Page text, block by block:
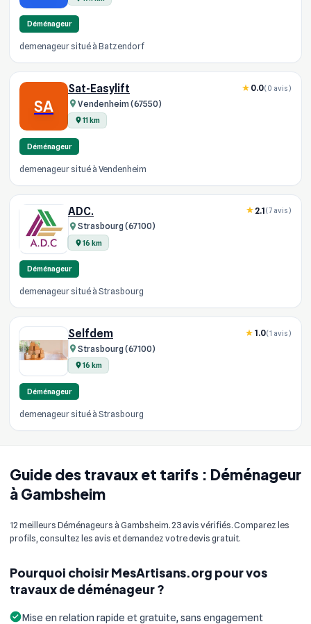
Guide des travaux et tarifs : Déménageur
à Gambsheim
12 meilleurs Déménageurs à Gambsheim. 23 avis vérifiés. Comparez les
profils, consultez les avis et demandez votre devis gratuit.
Pourquoi choisir MesArtisans.org pour vos
travaux de déménageur ?
Mise en relation rapide et gratuite, sans engagement
Déménageur
demenageur situé à Batzendorf
SA
Sat-Easylift
Vendenheim (67550)
11 km
0.0(0 avis)
Déménageur
demenageur situé à Vendenheim
ADC.
Strasbourg (67100)
16 km
2.1(7 avis)
Déménageur
demenageur situé à Strasbourg
Selfdem
Strasbourg (67100)
16 km
1.0(1 avis)
Déménageur
demenageur situé à Strasbourg